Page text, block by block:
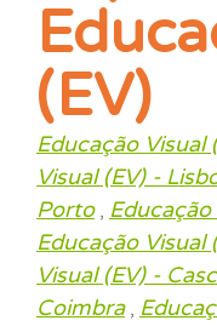
(EV)
Educação Visual
Visual (EV) -
Porto,
Educação Visual
Visual (EV) -
Coimbra,